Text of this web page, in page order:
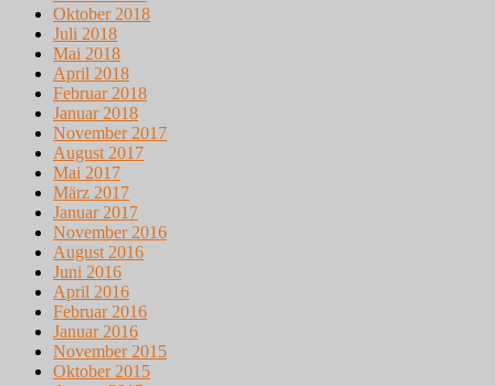
Oktober 2018
Juli 2018
Mai 2018
April 2018
Februar 2018
Januar 2018
November 2017
August 2017
Mai 2017
März 2017
Januar 2017
November 2016
August 2016
Juni 2016
April 2016
Februar 2016
Januar 2016
November 2015
Oktober 2015